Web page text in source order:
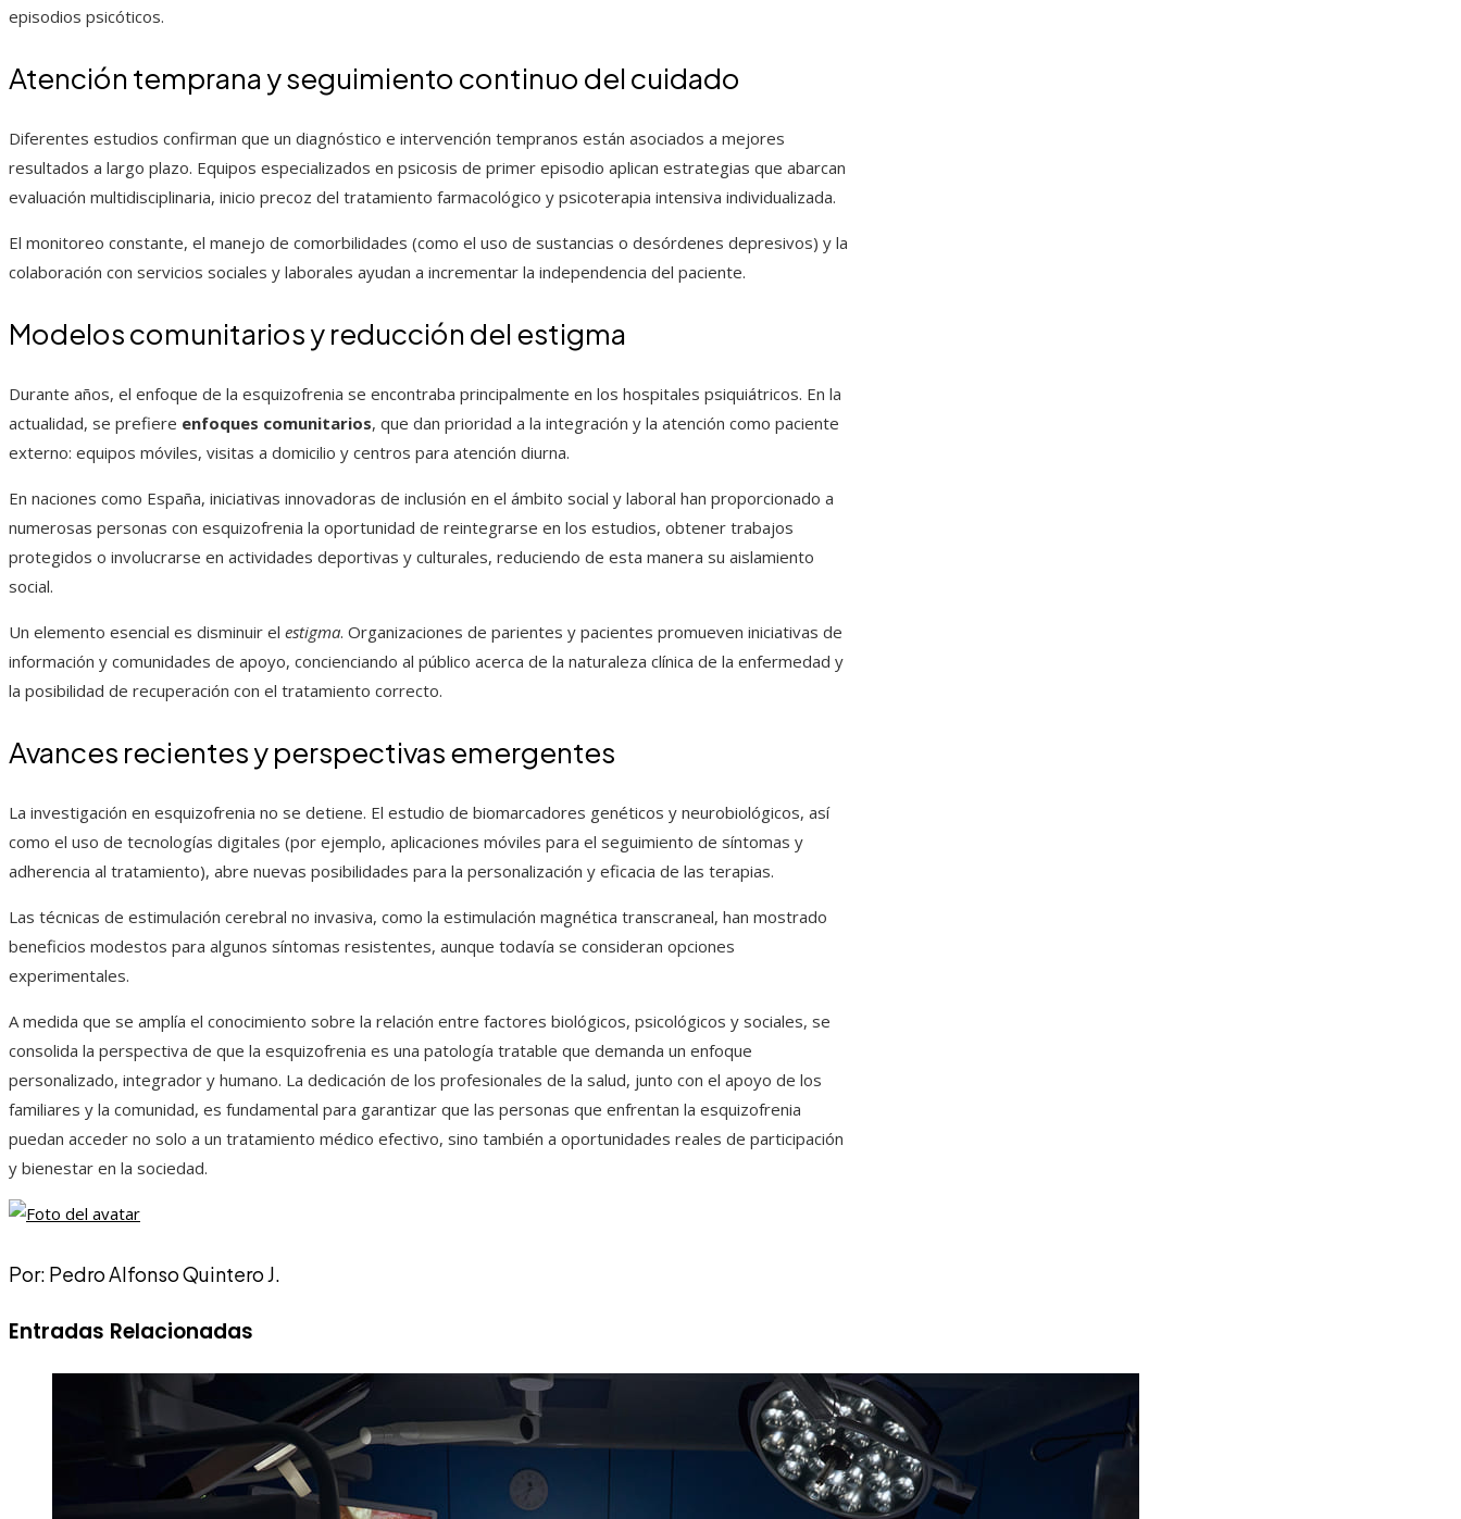
episodios psicóticos.
Atención temprana y seguimiento continuo del cuidado
Diferentes estudios confirman que un diagnóstico e intervención tempranos están asociados a mejores
resultados a largo plazo. Equipos especializados en psicosis de primer episodio aplican estrategias que abarcan
evaluación multidisciplinaria, inicio precoz del tratamiento farmacológico y psicoterapia intensiva individualizada.
El monitoreo constante, el manejo de comorbilidades (como el uso de sustancias o desórdenes depresivos) y la
colaboración con servicios sociales y laborales ayudan a incrementar la independencia del paciente.
Modelos comunitarios y reducción del estigma
Durante años, el enfoque de la esquizofrenia se encontraba principalmente en los hospitales psiquiátricos. En la
actualidad, se prefiere enfoques comunitarios, que dan prioridad a la integración y la atención como paciente
externo: equipos móviles, visitas a domicilio y centros para atención diurna.
En naciones como España, iniciativas innovadoras de inclusión en el ámbito social y laboral han proporcionado a
numerosas personas con esquizofrenia la oportunidad de reintegrarse en los estudios, obtener trabajos
protegidos o involucrarse en actividades deportivas y culturales, reduciendo de esta manera su aislamiento
social.
Un elemento esencial es disminuir el estigma. Organizaciones de parientes y pacientes promueven iniciativas de
información y comunidades de apoyo, concienciando al público acerca de la naturaleza clínica de la enfermedad y
la posibilidad de recuperación con el tratamiento correcto.
Avances recientes y perspectivas emergentes
La investigación en esquizofrenia no se detiene. El estudio de biomarcadores genéticos y neurobiológicos, así
como el uso de tecnologías digitales (por ejemplo, aplicaciones móviles para el seguimiento de síntomas y
adherencia al tratamiento), abre nuevas posibilidades para la personalización y eficacia de las terapias.
Las técnicas de estimulación cerebral no invasiva, como la estimulación magnética transcraneal, han mostrado
beneficios modestos para algunos síntomas resistentes, aunque todavía se consideran opciones
experimentales.
A medida que se amplía el conocimiento sobre la relación entre factores biológicos, psicológicos y sociales, se
consolida la perspectiva de que la esquizofrenia es una patología tratable que demanda un enfoque
personalizado, integrador y humano. La dedicación de los profesionales de la salud, junto con el apoyo de los
familiares y la comunidad, es fundamental para garantizar que las personas que enfrentan la esquizofrenia
puedan acceder no solo a un tratamiento médico efectivo, sino también a oportunidades reales de participación
y bienestar en la sociedad.
Por: Pedro Alfonso Quintero J.
Entradas Relacionadas